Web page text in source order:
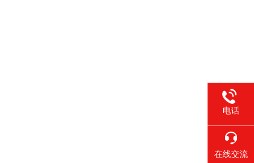
电话
在线交流